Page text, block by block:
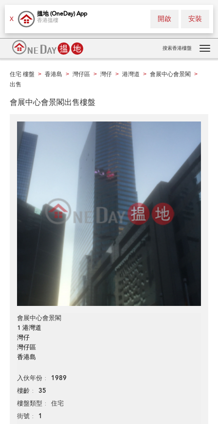
X
搵地 (OneDay) App
香港搵樓 安裝
開啟
搜索香港樓盤
住宅 樓盤 > 香港島 > 灣仔區 > 灣仔 > 港灣道 > 會展中心會景閣 >
出售
會展中心會景閣出售樓盤
會展中心會景閣
1 港灣道
灣仔
灣仔區
香港島
入伙年份 1989
樓齡 35
樓盤類型 住宅
街號 1